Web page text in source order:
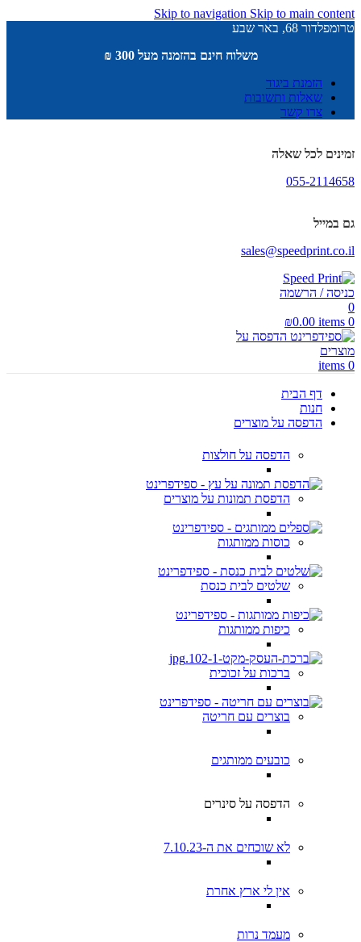
Skip to navigation Skip to main content
טרומפלדור 68, באר שבע
משלוח חינם בהזמנה מעל 300 ₪
הזמנת ביגוד
שאלות ותשובות
צרו קשר
זמינים לכל שאלה
055-2114658
גם במייל
sales@speedprint.co.il
כניסה / הרשמה
0
0
items
₪0.00
0
items
דף הבית
חנות
הדפסה על מוצרים
הדפסה על חולצות
הדפסת תמונות על מוצרים
כוסות ממותגות
שלטים לבית כנסת
כיפות ממותגות
ברכות על זכוכית
בוצרים עם חריטה
כובעים ממותגים
הדפסה על סינרים
לא שוכחים את ה-7.10.23
אין לי ארץ אחרת
מעמד נרות